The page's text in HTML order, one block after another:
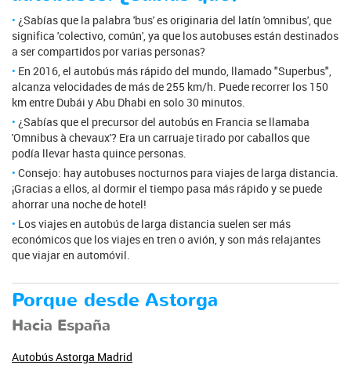
¿Sabías que la palabra 'bus' es originaria del latín 'omnibus', que
significa 'colectivo, común', ya que los autobuses están destinados
a ser compartidos por varias personas?
En 2016, el autobús más rápido del mundo, llamado "Superbus",
alcanza velocidades de más de 255 km/h. Puede recorrer los 150
km entre Dubái y Abu Dhabi en solo 30 minutos.
¿Sabías que el precursor del autobús en Francia se llamaba
'Omnibus à chevaux'? Era un carruaje tirado por caballos que
podía llevar hasta quince personas.
Consejo: hay autobuses nocturnos para viajes de larga distancia.
¡Gracias a ellos, al dormir el tiempo pasa más rápido y se puede
ahorrar una noche de hotel!
Los viajes en autobús de larga distancia suelen ser más
económicos que los viajes en tren o avión, y son más relajantes
que viajar en automóvil.
Porque desde Astorga
Hacia España
Autobús Astorga Madrid